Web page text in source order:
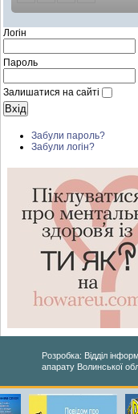
Логін
Пароль
Залишатися на сайті
Забули пароль?
Забули логін?
Розробка: Відділ
апарату Волинської